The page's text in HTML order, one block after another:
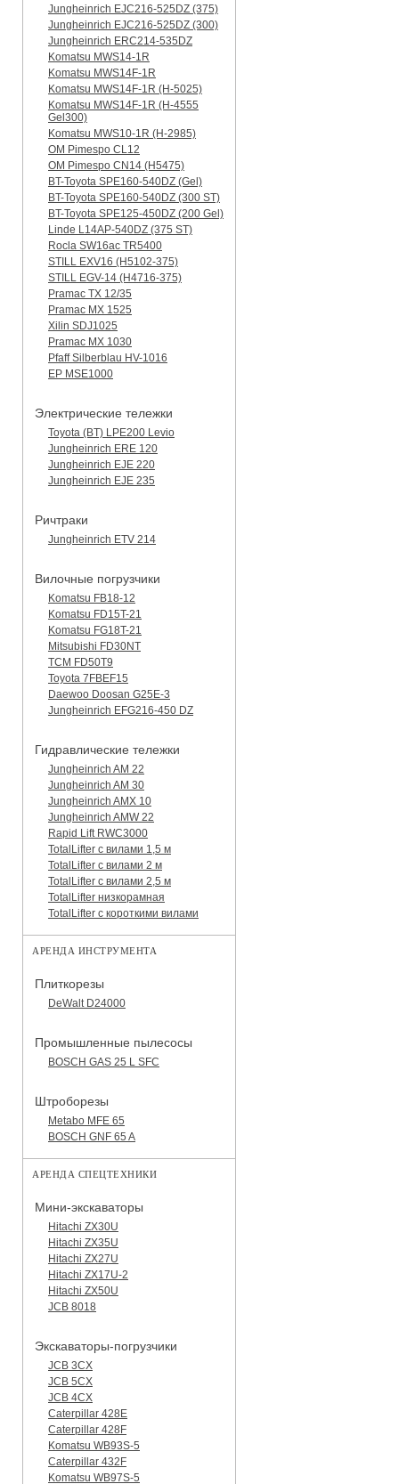
Jungheinrich EJC216-525DZ (375)
Jungheinrich EJC216-525DZ (300)
Jungheinrich ERC214-535DZ
Komatsu MWS14-1R
Komatsu MWS14F-1R
Komatsu MWS14F-1R (H-5025)
Komatsu MWS14F-1R (H-4555
Gel300)
Komatsu MWS10-1R (Н-2985)
OM Pimespo CL12
OM Pimespo CN14 (Н5475)
BT-Toyota SPE160-540DZ (Gel)
BT-Toyota SPE160-540DZ (300 ST)
BT-Toyota SPE125-450DZ (200 Gel)
Linde L14AP-540DZ (375 ST)
Rocla SW16ac TR5400
STILL EXV16 (H5102-375)
STILL EGV-14 (H4716-375)
Pramac TX 12/35
Pramac MX 1525
Xilin SDJ1025
Pramac MX 1030
Pfaff Silberblau HV-1016
EP MSE1000
Электрические тележки
Toyota (BT) LPE200 Levio
Jungheinrich ERE 120
Jungheinrich EJE 220
Jungheinrich EJE 235
Ричтраки
Jungheinrich ETV 214
Вилочные погрузчики
Komatsu FB18-12
Komatsu FD15T-21
Komatsu FG18T-21
Mitsubishi FD30NT
TCM FD50T9
Toyota 7FBEF15
Daewoo Doosan G25E-3
Jungheinrich EFG216-450 DZ
Гидравлические тележки
Jungheinrich AM 22
Jungheinrich AM 30
Jungheinrich AMX 10
Jungheinrich AMW 22
Rapid Lift RWC3000
TotalLifter с вилами 1,5 м
TotalLifter с вилами 2 м
TotalLifter с вилами 2,5 м
TotalLifter низкорамная
TotalLifter с короткими вилами
АРЕНДА ИНСТРУМЕНТА
Плиткорезы
DeWalt D24000
Промышленные пылесосы
BOSCH GAS 25 L SFC
Штроборезы
Metabo MFE 65
BOSCH GNF 65 A
АРЕНДА СПЕЦТЕХНИКИ
Мини-экскаваторы
Hitachi ZX30U
Hitachi ZX35U
Hitachi ZX27U
Hitachi ZX17U-2
Hitachi ZX50U
JCB 8018
Экскаваторы-погрузчики
JCB 3CX
JCB 5CX
JCB 4CX
Caterpillar 428E
Caterpillar 428F
Komatsu WB93S-5
Caterpillar 432F
Komatsu WB97S-5